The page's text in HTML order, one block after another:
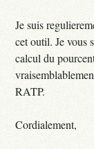
Je suis
cet outil. Je vous
calcul du
RATP.
Cordialement,